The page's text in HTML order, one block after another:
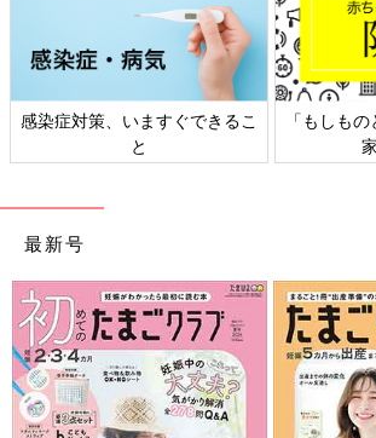
感染症対策、いますぐできるこ
と
「もしも
最新号